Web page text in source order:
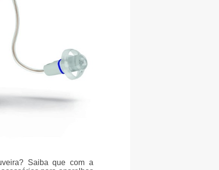
Saiba que com a